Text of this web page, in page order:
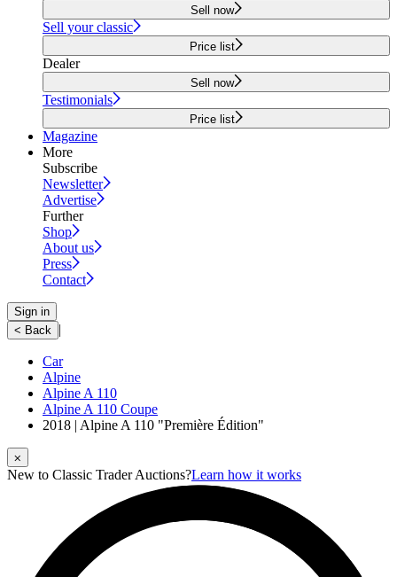
Sell now
Sell your classic
Price list
Dealer
Sell now
Testimonials
Price list
Magazine
More
Subscribe
Newsletter
Advertise
Further
Shop
About us
Press
Contact
Sign in
< Back |
Car
Alpine
Alpine A 110
Alpine A 110 Coupe
2018 | Alpine A 110 "Première Édition"
⨉
New to Classic Trader Auctions?Learn how it works